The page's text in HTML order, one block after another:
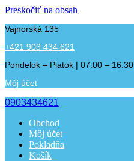
Preskočiť na obsah
Vajnorská 135
+421 903 434 621
Pondelok – Piatok | 07:00 – 16:30
Môj účet
0903434621
Obchod
Môj účet
Pokladňa
Košík